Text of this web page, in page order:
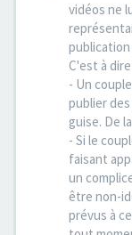
vidéos ne
C'est à dire
- Un
publier
guise. De
- Si le
faisant
un
être non-
prévus à